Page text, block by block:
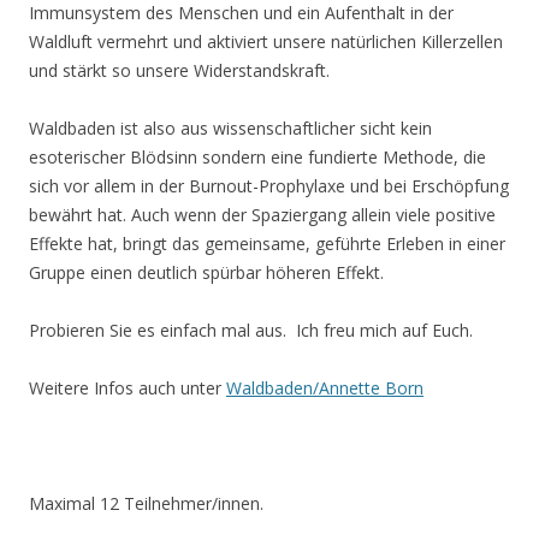
Immunsystem des Menschen und ein Aufenthalt in der
Waldluft vermehrt und aktiviert unsere natürlichen Killerzellen
und stärkt so unsere Widerstandskraft.
Waldbaden ist also aus wissenschaftlicher sicht kein
esoterischer Blödsinn sondern eine fundierte Methode, die
sich vor allem in der Burnout-Prophylaxe und bei Erschöpfung
bewährt hat. Auch wenn der Spaziergang allein viele positive
Effekte hat, bringt das gemeinsame, geführte Erleben in einer
Gruppe einen deutlich spürbar höheren Effekt.
Probieren Sie es einfach mal aus. Ich freu mich auf Euch.
Weitere Infos auch unter Waldbaden/Annette Born
Maximal 12 Teilnehmer/innen.